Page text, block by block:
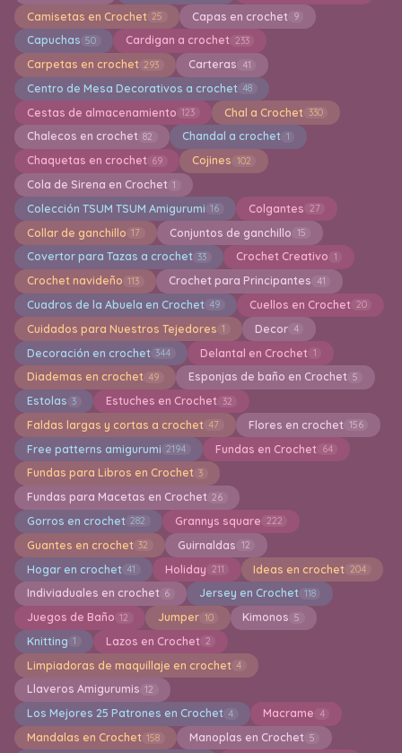
Camisetas en Crochet 25 Capas en crochet 9
Capuchas 50 Cardigan a crochet 233
Carpetas en crochet 293 Carteras 41
Centro de Mesa Decorativos a crochet 48
Cestas de almacenamiento 123 Chal a Crochet 330
Chalecos en crochet 82 Chandal a crochet 1
Chaquetas en crochet 69 Cojines 102
Cola de Sirena en Crochet 1
Colección TSUM TSUM Amigurumi 16 Colgantes 27
Collar de ganchillo 17 Conjuntos de ganchillo 15
Covertor para Tazas a crochet 33 Crochet Creativo 1
Crochet navideño 113 Crochet para Principantes 41
Cuadros de la Abuela en Crochet 49 Cuellos en Crochet 20
Cuidados para Nuestros Tejedores 1 Decor 4
Decoración en crochet 344 Delantal en Crochet 1
Diademas en crochet 49 Esponjas de baño en Crochet 5
Estolas 3 Estuches en Crochet 32
Faldas largas y cortas a crochet 47 Flores en crochet 156
Free patterns amigurumi 2194 Fundas en Crochet 64
Fundas para Libros en Crochet 3
Fundas para Macetas en Crochet 26
Gorros en crochet 282 Grannys square 222
Guantes en crochet 32 Guirnaldas 12
Hogar en crochet 41 Holiday 211 Ideas en crochet 204
Indiviaduales en crochet 6 Jersey en Crochet 118
Juegos de Baño 12 Jumper 10 Kimonos 5
Knitting 1 Lazos en Crochet 2
Limpiadoras de maquillaje en crochet 4
Llaveros Amigurumis 12
Los Mejores 25 Patrones en Crochet 4 Macrame 4
Mandalas en Crochet 158 Manoplas en Crochet 5